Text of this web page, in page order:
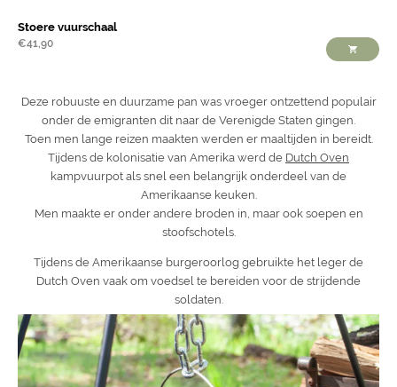
Stoere vuurschaal
€41,90
Deze robuuste en duurzame pan was vroeger ontzettend populair
onder de emigranten dit naar de Verenigde Staten gingen.
Toen men lange reizen maakten werden er maaltijden in bereidt.
Tijdens de kolonisatie van Amerika werd de Dutch Oven
kampvuurpot als snel een belangrijk onderdeel van de
Amerikaanse keuken.
Men maakte er onder andere broden in, maar ook soepen en
stoofschotels.
Tijdens de Amerikaanse burgeroorlog gebruikte het leger de
Dutch Oven vaak om voedsel te bereiden voor de strijdende
soldaten.